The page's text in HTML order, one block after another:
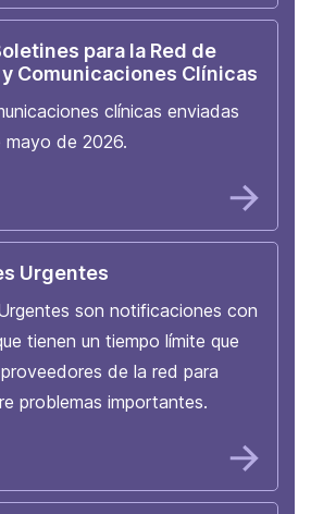
para la Red de
Comunicaciones Clínicas
clínicas enviadas
de 2026.
Urgentes
son notificaciones con
tienen un tiempo límite que
de la red para
problemas importantes.